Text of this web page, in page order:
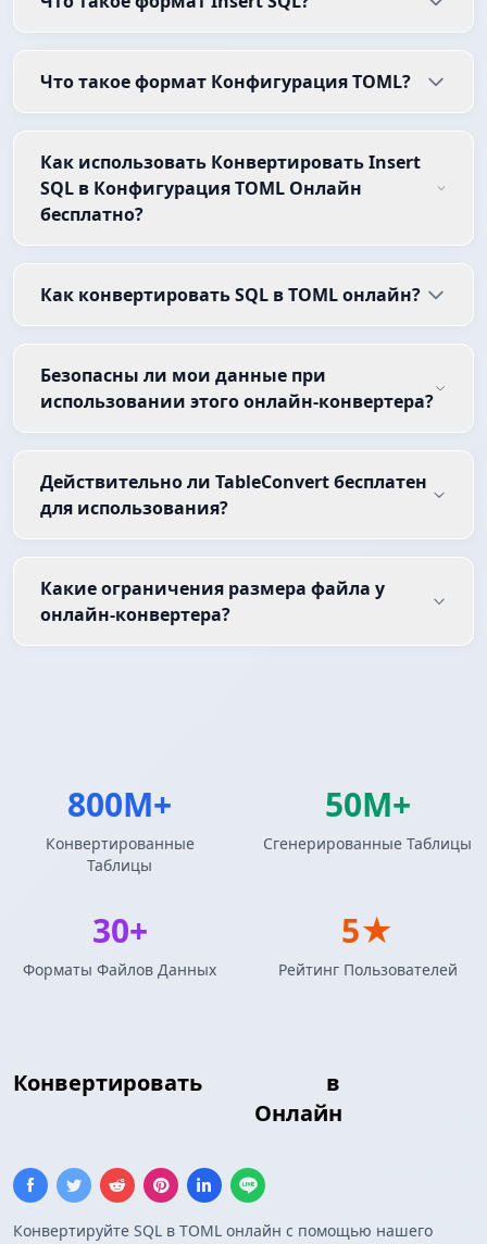
Конвертировать
в
Онлайн
Конвертируйте SQL в TOML онлайн с помощью нашего
Что такое формат Конфигурация TOML?
Как использовать Конвертировать Insert
SQL в Конфигурация TOML Онлайн
бесплатно?
Как конвертировать SQL в TOML онлайн?
Безопасны ли мои данные при
использовании этого онлайн-конвертера?
Действительно ли TableConvert бесплатен
для использования?
Какие ограничения размера файла у
онлайн-конвертера?
800M+
Конвертированные
Таблицы
50M+
Сгенерированные Таблицы
30+
Форматы Файлов Данных
5★
Рейтинг Пользователей